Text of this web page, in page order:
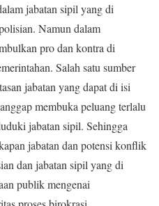
jabatan sipil yang di
Namun dalam
pro dan kontra di
Salah satu sumber
jabatan yang dapat di isi
membuka peluang terlalu
jabatan sipil. Sehingga
jabatan dan potensi konflik
dan jabatan sipil yang di
publik mengenai